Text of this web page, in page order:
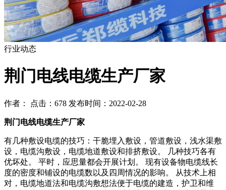
行业动态
荆门电线电缆生产厂家
作者： 点击：678 发布时间：2022-02-28
荆门电线电缆生产厂家
有几种敷设电缆的技巧：干脆埋入敷设，管道敷设，浅水渠敷
设，电缆沟敷设，电缆地道敷设和排挤敷设。 几种技巧各有
优坏处。 平时，应思量都会开展计划。 现有设备物电缆线长
度的密度和铺设的电缆数以及四周情况的影响。 从技术上相
对，电缆地道法和电缆沟敷想法便于电缆的建造，护卫和维